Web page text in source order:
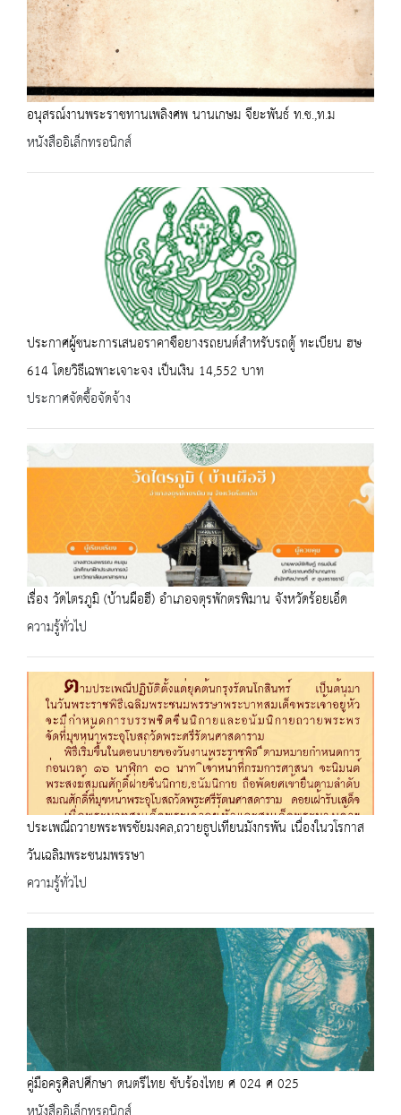
อนุสรณ์งานพระราชทานเพลิงศพ นานเกษม จียะพันธ์ ท.ช.,ท.ม
หนังสืออิเล็กทรอนิกส์
ประกาศผู้ชนะการเสนอราคาซือยางรถยนต์สำหรับรถตู้ ทะเบียน ฮษ
614 โดยวิธีเฉพาะเจาะจง เป็นเงิน 14,552 บาท
ประกาศจัดซื้อจัดจ้าง
เรื่อง วัดไตรภูมิ (บ้านผือฮี) อำเภอจตุรพักตรพิมาน จังหวัดร้อยเอ็ด
ความรู้ทั่วไป
ประเพณีถวายพระพรชัยมงคล,ถวายธูปเทียนมังกรพัน เนื่องในวโรกาส
วันเฉลิมพระชนมพรรษา
ความรู้ทั่วไป
คู่มือครูศิลปศึกษา ดนตรีไทย ขับร้องไทย ศ 024 ศ 025